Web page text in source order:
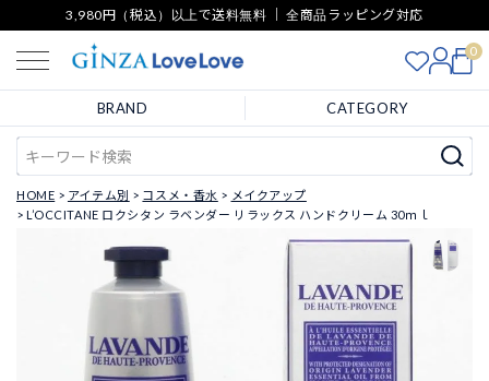
3,980円（税込）以上で送料無料 ｜ 全商品ラッピング対応
0
BRAND CATEGORY
HOME アイテム別 コスメ・香水
メイクアップ
L’OCCITANE ロクシタン ラベンダー リラックス ハンドクリーム 30ｍｌ